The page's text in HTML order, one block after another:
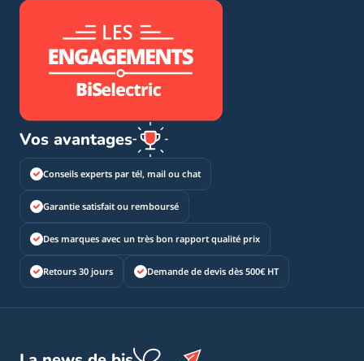
Vos avantages
Conseils experts par tél, mail ou chat
Garantie satisfait ou remboursé
Des marques avec un très bon rapport qualité prix
Retours 30 jours Demande de devis dès 500€ HT